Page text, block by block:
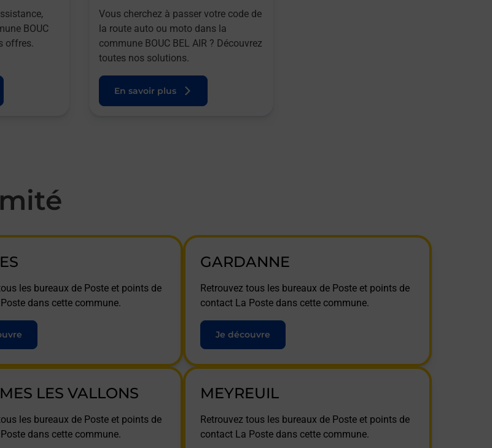
BOUC
offres.
Vous cherchez à passer votre code de
la route auto ou moto dans la
commune BOUC BEL AIR ? Découvrez
toutes nos solutions.
En savoir plus
les bureaux de Poste et points de
dans cette commune.
GARDANNE
Retrouvez tous les bureaux de Poste et points de
contact La Poste dans cette commune.
Je découvre
LES VALLONS
les bureaux de Poste et points de
dans cette commune.
MEYREUIL
Retrouvez tous les bureaux de Poste et points de
contact La Poste dans cette commune.